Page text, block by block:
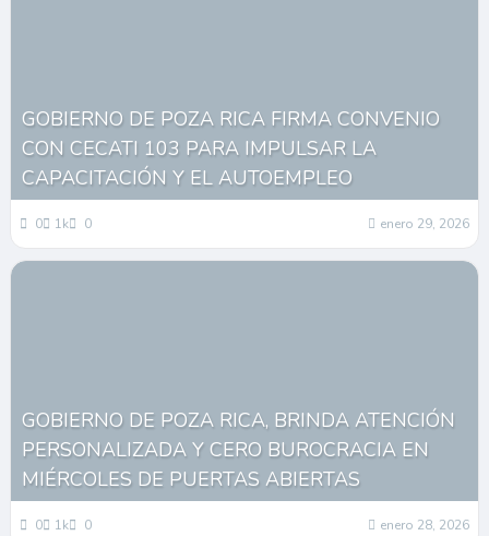
GOBIERNO DE POZA RICA FIRMA CONVENIO
CON CECATI 103 PARA IMPULSAR LA
CAPACITACIÓN Y EL AUTOEMPLEO
0 1k 0 enero 29, 2026
GOBIERNO DE POZA RICA, BRINDA ATENCIÓN
PERSONALIZADA Y CERO BUROCRACIA EN
MIÉRCOLES DE PUERTAS ABIERTAS
0 1k 0 enero 28, 2026